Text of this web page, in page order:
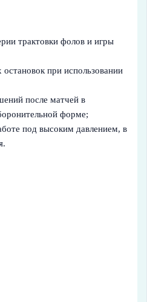
трактовки фолов и игры
при использовании
после матчей в
форме;
под высоким давлением, в